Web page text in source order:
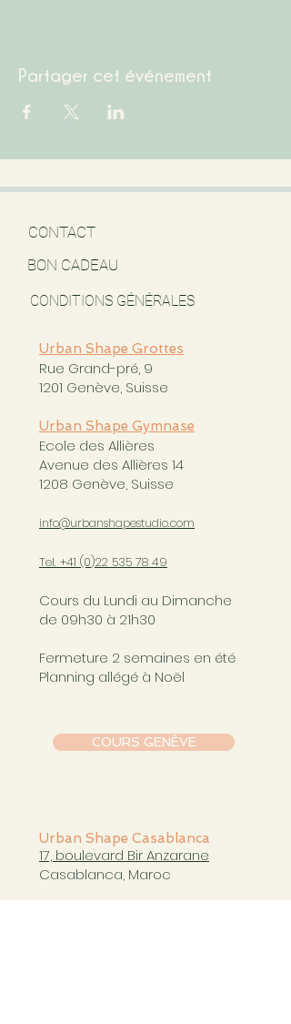
Partager cet événement
CONTACT
BON CADEAU
CONDITIONS GÉNÉRALES
COURS GENÈVE
Urban Shape Grottes
Rue Grand-pré, 9
1201 Genève, Suisse
Urban Shape Gymnase
Ecole des Allières
Avenue des Allières 14
1208 Genève, Suisse
info@urbanshapestudio.com
Tel. +41 (0)22 535 78 49
Cours du Lundi au Dimanche
de 09h30 à 21h30
Fermeture 2 semaines en été
Planning allégé à Noël
Urban Shape Casablanca
17, boulevard Bir Anzarane
Casablanca, Maroc